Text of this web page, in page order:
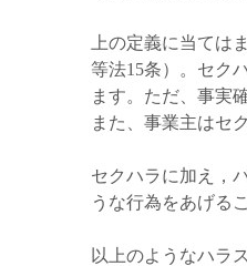
上の定義に当ては
等法15条）。セク
ます。ただ、事実
また、事業主はセ
セクハラに加え，
うな行為をあげる
以上のようなハラ